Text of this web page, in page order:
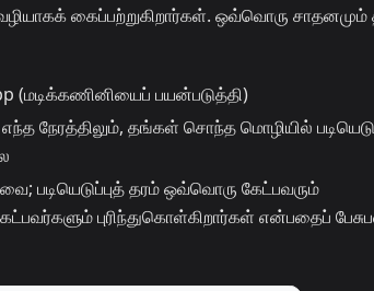
கைப்பற்றுகிறார்கள். ஒவ்வொரு சாதனமும்
(மடிக்கணினியைப் பயன்படுத்தி)
நேரத்திலும், தங்கள் சொந்த மொழியில்
படியெடுப்புத் தரம் ஒவ்வொரு கேட்பவரும்
புரிந்துகொள்கிறார்கள் என்பதைப்